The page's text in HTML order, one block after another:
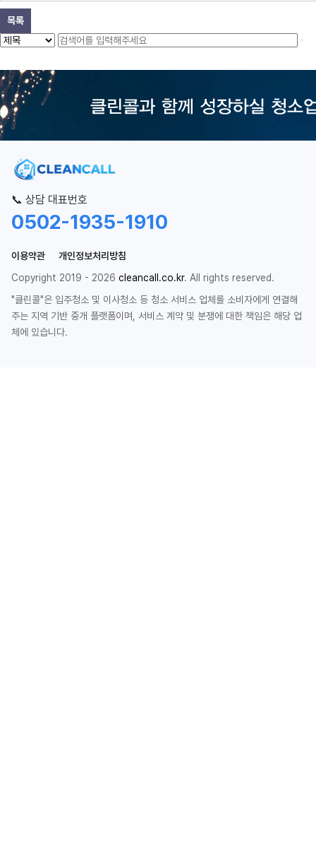
목록
📞 상담 대표번호
0502-1935-1910
이용약관
개인정보처리방침
Copyright 2019 - 2026 cleancall.co.kr. All rights reserved.
"클린콜"은 입주청소 및 이사청소 등 청소 서비스 업체를 소비자에게 연결해
주는 지역 기반 중개 플랫폼이며, 서비스 계약 및 분쟁에 대한 책임은 해당 업
체에 있습니다.